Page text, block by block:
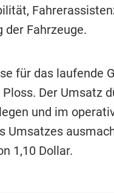
der Fahrzeuge.
für das laufende
Der Umsatz
und im
Umsatzes
1,10 Dollar.